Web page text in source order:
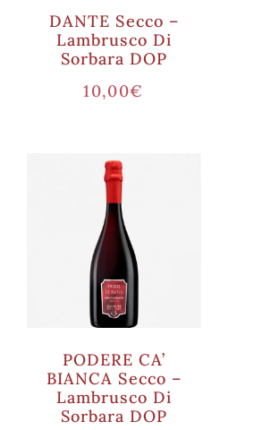
DANTE Secco –
Lambrusco Di
Sorbara DOP
10,00€
PODERE CA’
BIANCA Secco –
Lambrusco Di
Sorbara DOP